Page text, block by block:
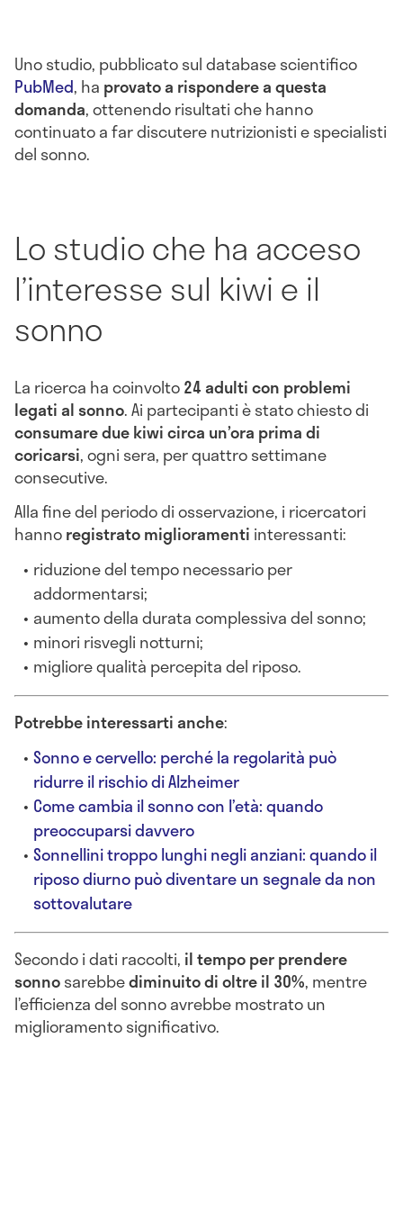
Uno studio, pubblicato sul database scientifico
PubMed, ha provato a rispondere a questa
domanda, ottenendo risultati che hanno
continuato a far discutere nutrizionisti e specialisti
del sonno.
Lo studio che ha acceso
l’interesse sul kiwi e il
sonno
La ricerca ha coinvolto24 adulti con problemi
legati al sonno. Ai partecipanti è stato chiesto di
consumare due kiwi circa un’ora prima di
coricarsi, ogni sera, per quattro settimane
consecutive.
Alla fine del periodo di osservazione, i ricercatori
hannoregistrato miglioramenti interessanti:
riduzione del tempo necessario per
addormentarsi;
aumento della durata complessiva del sonno;
minori risvegli notturni;
migliore qualità percepita del riposo.
Potrebbe interessarti anche:
Sonno e cervello: perché la regolarità può
ridurre il rischio di Alzheimer
Come cambia il sonno con l’età: quando
preoccuparsi davvero
Sonnellini troppo lunghi negli anziani: quando il
riposo diurno può diventare un segnale da non
sottovalutare
Secondo i dati raccolti, il tempo per prendere
sonnosarebbediminuito di oltre il 30%, mentre
l’efficienza del sonno avrebbe mostrato un
miglioramento significativo.